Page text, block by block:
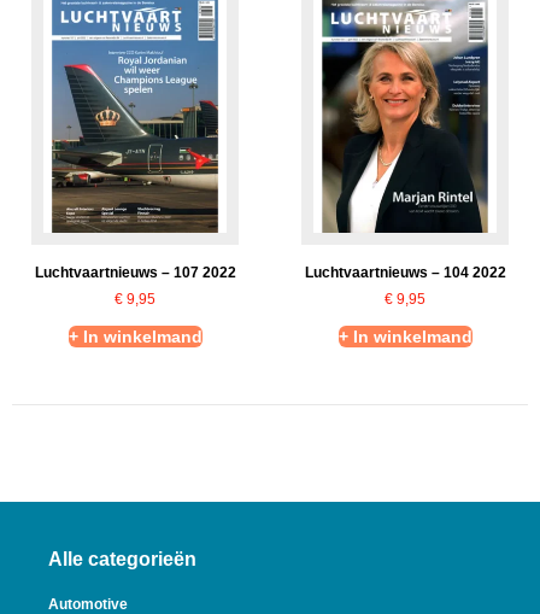
Luchtvaartnieuws – 107 2022
€ 9,95
+ In winkelmand
Luchtvaartnieuws – 104 2022
€ 9,95
+ In winkelmand
Alle categorieën
Automotive